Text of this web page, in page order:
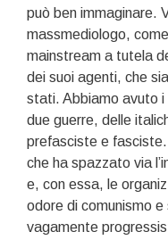
può ben immaginare.
massmediologo,
mainstream a tutela
dei suoi agenti, che
stati. Abbiamo avuto i
due guerre, delle
prefasciste e
che ha spazzato via
e, con essa, le
odore di comunismo
vagamente